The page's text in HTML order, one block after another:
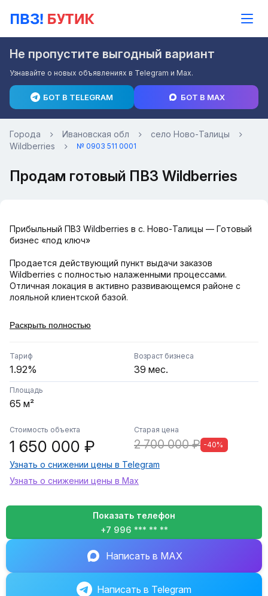
Не пропустите выгодный вариант
Узнавайте о новых объявлениях в Telegram и Max.
БОТ В TELEGRAM БОТ В MAX
Города Ивановская обл
село Ново-Талицы
Wildberries
№ 0903 511 0001
Продам готовый ПВЗ Wildberries
Прибыльный ПВЗ Wildberries в с. Ново-Талицы — Готовый
бизнес «под ключ»
Продается действующий пункт выдачи заказов
Wildberries с полностью налаженными процессами.
Отличная локация в активно развивающемся районе с
лояльной клиентской базой.
Ключевые показатели:
• Тариф: 2,04% (стабильный доход).
• Штат: 3 обученных и ответственных сотрудника (готовы
остаться с новым владельцем).
Преимущества:
• Безопасность: Установлена система видеонаблюдения
и охранная сигнализация.
подтверждаются выгрузками из личного кабинета.
• Низкий порог входа: Бизнес не требует дополнительных
Локация: с. Ново-Талицы, высокий пешеходный трафик,
Идеальный вариант как для опытного инвестора, так и
для старта в бизнесе маркетплейсов.
Звоните! Организую просмотр и отвечу на все вопросы.
Раскрыть полностью
Тариф
1.92%
Возраст бизнеса
39 мес.
Площадь
65 м²
Стоимость объекта
1 650 000 ₽
Старая цена
2 700 000 ₽ -40%
Узнать о снижении цены в Telegram
Узнать о снижении цены в Max
Показать телефон
+7 996 *** ** **
Написать в MAX
Написать в Telegram